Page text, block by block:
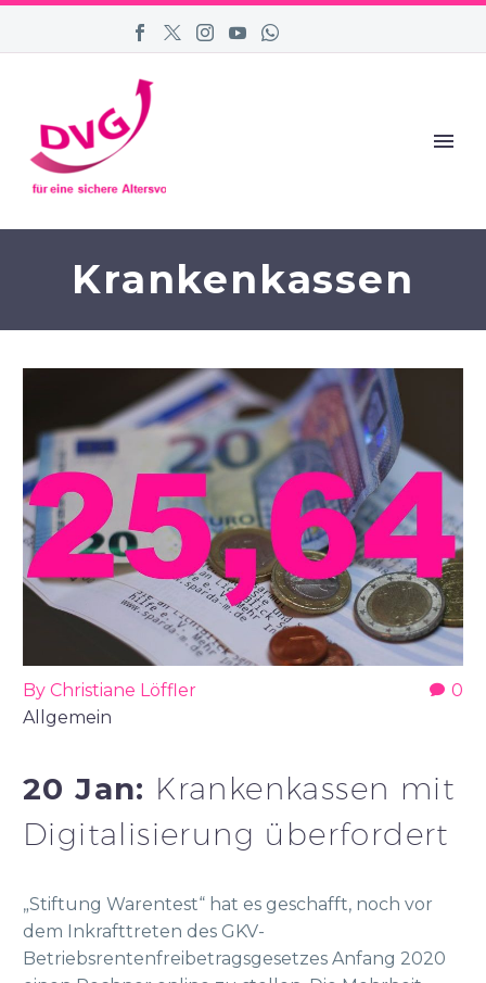
Krankenkassen
0
By Christiane Löffler
Allgemein
20 Jan: Krankenkassen mit
Digitalisierung überfordert
„Stiftung Warentest“ hat es geschafft, noch vor
dem Inkrafttreten des GKV-
Betriebsrentenfreibetragsgesetzes Anfang 2020